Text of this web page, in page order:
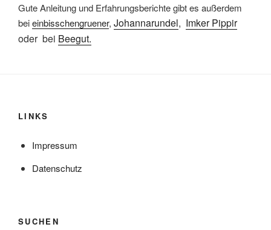
Gute Anleitung und Erfahrungsberichte gibt es außerdem
beieinbisschengruener, Johannarundel, Imker Pippir
oder bei Beegut.
LINKS
Impressum
Datenschutz
SUCHEN